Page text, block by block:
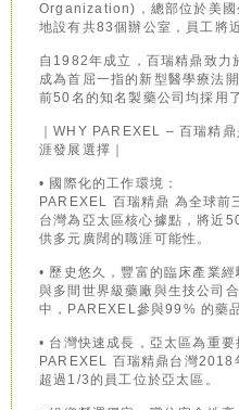
Organization)，總部位於美國
地設有共83個辦公室，員工將
自1982年成立，百瑞精鼎致力
成為首屈一指的新型醫學療法
前50名的知名製藥公司均採用
｜WHY PAREXEL – 百瑞精
涯發展選擇｜
• 國際化的工作環境：
PAREXEL 百瑞精鼎 為全球前
台灣為亞太區核心據點，將近
供多元廣闊的職涯可能性。
• 歷史悠久，豐富的臨床產業經
與多間世界級藥廠與生技公司
中，PAREXEL參與99% 的藥
• 台灣快速成長，亞太區為重要
PAREXEL 百瑞精鼎台灣2018
超過1/3的員工位於亞太區。